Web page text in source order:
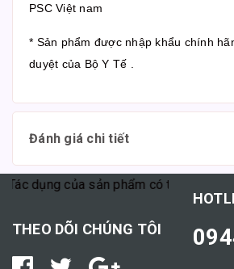
PSC Việt nam
* Sản phẩm được nhập khẩu chính
duyệt của Bộ Y Tế .
Đánh giá chi tiết
dụng của sản phẩm có thể tùy thuộc
THEO DÕI CHÚNG TÔI